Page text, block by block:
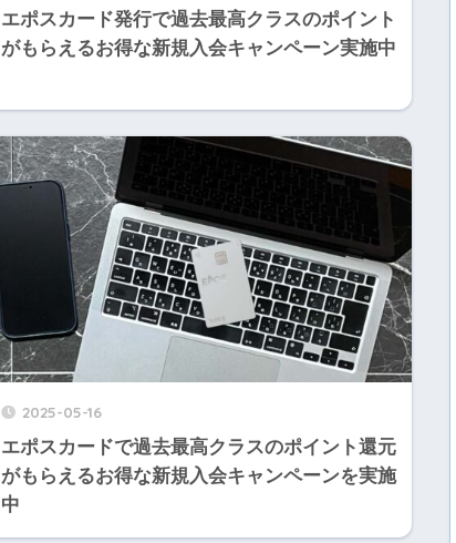
エポスカード発行で過去最高クラスのポイント
がもらえるお得な新規入会キャンペーン実施中
2025-05-16
エポスカードで過去最高クラスのポイント還元
がもらえるお得な新規入会キャンペーンを実施
中